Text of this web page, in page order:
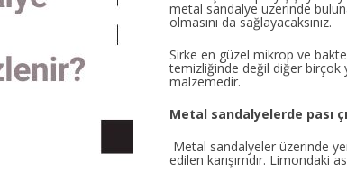
metal sandalye üzerinde
olmasını da sağlayacaksınız.
Sirke en güzel mikrop ve
temizliğinde değil diğer birçok
malzemedir.
Metal sandalyelerde pası
Metal sandalyeler üzerinde
edilen karışımdır. Limondaki